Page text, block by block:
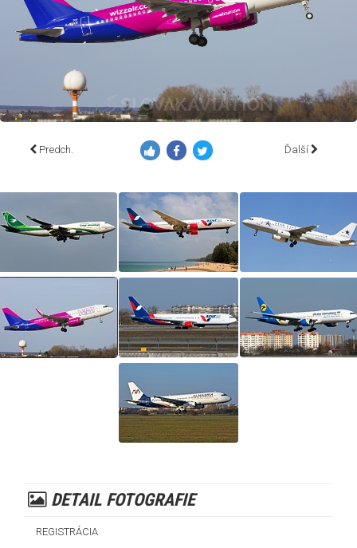
Predch. Ďalší
DETAIL FOTOGRAFIE
REGISTRÁCIA